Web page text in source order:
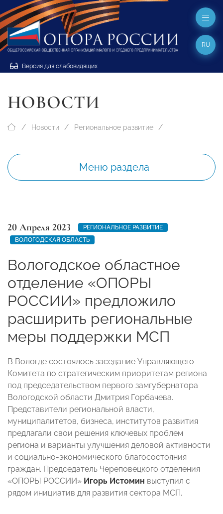
Версия для слабовидящих
RU
НОВОСТИ
Новости Региональное развитие
Меню раздела
20 Апреля 2023
РЕГИОНАЛЬНОЕ РАЗВИТИЕ
ВОЛОГОДСКАЯ ОБЛАСТЬ
Вологодское областное
отделение «ОПОРЫ
РОССИИ» предложило
расширить региональные
меры поддержки МСП
В Вологде состоялось заседание Управляющего
Комитета по стратегическим приоритетам региона
под председательством первого замгубернатора
Вологодской области Дмитрия Горбачева.
Представители региональной власти,
муниципалитетов, бизнеса, институтов развития
предлагали свои решения ключевых проблем
региона и варианты улучшения деловой активности
и социально-экономического благосостояния
граждан. Председатель Череповецкого отделения
«ОПОРЫ РОССИИ» Игорь Истомин выступил с
рядом инициатив для развития сектора МСП.